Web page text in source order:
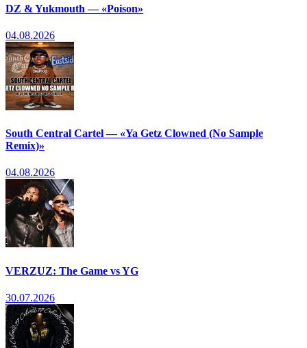
DZ & Yukmouth — «Poison»
04.08.2026
South Central Cartel — «Ya Getz Clowned (No Sample
Remix)»
04.08.2026
VERZUZ: The Game vs YG
30.07.2026